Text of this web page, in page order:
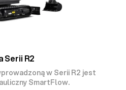
Serii R2
w Serii R2 jest
SmartFlow.